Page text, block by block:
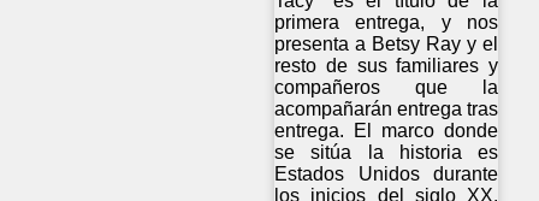
primera entrega, y nos
presenta a Betsy Ray y el
resto de sus familiares y
compañeros que la
acompañarán entrega tras
entrega. El marco donde
se sitúa la historia es
Estados Unidos durante
los inicios del siglo XX.